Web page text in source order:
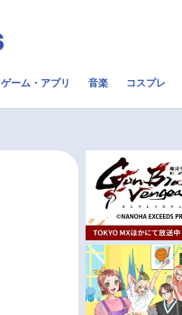
配信・Vtuber
今期アニメ曜日別一覧
ゲーム・アプリ 音楽 コスプレ